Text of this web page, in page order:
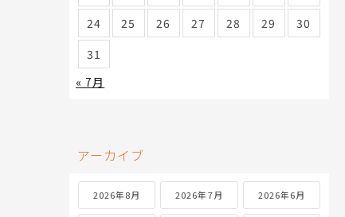
24
25 26 27 28 29
30
31
« 7月
アーカイブ
2026年8月 2026年7月 2026年6月